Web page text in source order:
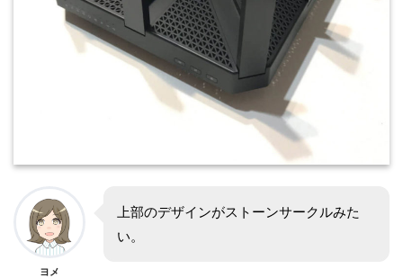
ヨメ
上部のデザインがストーンサークルみた
い。